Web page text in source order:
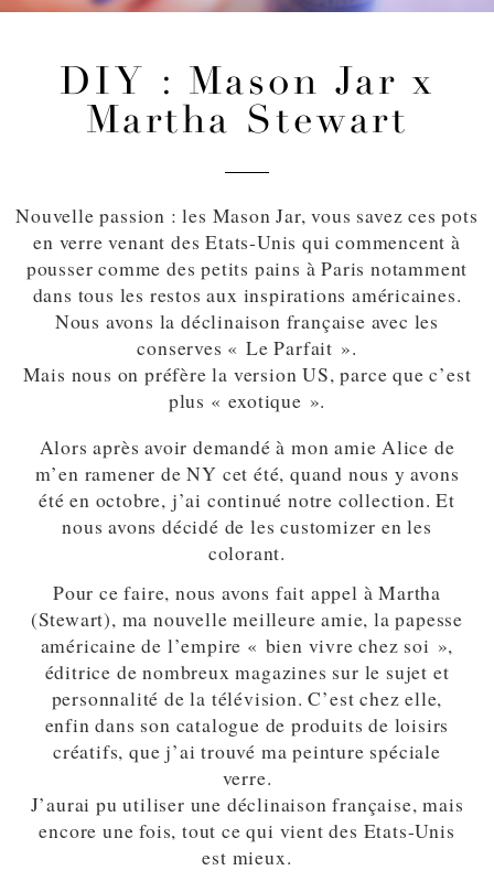
DIY : Mason Jar x
Martha Stewart
Nouvelle passion : les Mason Jar, vous savez ces pots
en verre venant des Etats-Unis qui commencent à
pousser comme des petits pains à Paris notamment
dans tous les restos aux inspirations américaines.
Nous avons la déclinaison française avec les
conserves « Le Parfait ».
Mais nous on préfère la version US, parce que c’est
plus « exotique ».
Alors après avoir demandé à mon amie Alice de
m’en ramener de NY cet été, quand nous y avons
été en octobre, j’ai continué notre collection. Et
nous avons décidé de les customizer en les
colorant.
Pour ce faire, nous avons fait appel à Martha
(Stewart), ma nouvelle meilleure amie, la papesse
américaine de l’empire « bien vivre chez soi »,
éditrice de nombreux magazines sur le sujet et
personnalité de la télévision. C’est chez elle,
enfin dans son catalogue de produits de loisirs
créatifs, que j’ai trouvé ma peinture spéciale
verre.
J’aurai pu utiliser une déclinaison française, mais
encore une fois, tout ce qui vient des Etats-Unis
est mieux.